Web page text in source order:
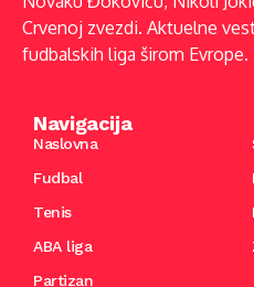
Crvenoj zvezdi. Aktuelne
fudbalskih liga širom Evrope.
Navigacija
Naslovna
Fudbal
Tenis
ABA liga
Partizan